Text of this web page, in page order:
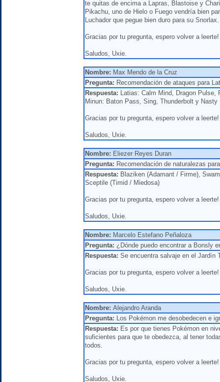
te quitas de encima a Lapras, Blastoise y
Pikachu, uno de Hielo o Fuego vendría bien
Luchador que pegue bien duro para su Snorlax.
Gracias por tu pregunta, espero volver a leerte!
Saludos, Uxie.
Nombre: Max Mendo de la Cruz
Pregunta: Recomendación de ataques para
Respuesta: Latias: Calm Mind, Dragon Pulse,
Minun: Baton Pass, Sing, Thunderbolt y Nasty
Gracias por tu pregunta, espero volver a leerte!
Saludos, Uxie.
Nombre: Eliezer Reyes Duran
Pregunta: Recomendación de naturalezas
Respuesta: Blaziken (Adamant / Firme),
Sceptile (Timid / Miedosa)
Gracias por tu pregunta, espero volver a leerte!
Saludos, Uxie.
Nombre: Marcelo Estefano Peñaloza
Pregunta: ¿Dónde puedo encontrar a Bonsly
Respuesta: Se encuentra salvaje en el Jardín
Gracias por tu pregunta, espero volver a leerte!
Saludos, Uxie.
Nombre: Alejandro Aranda
Pregunta: Los Pokémon me desobedecen e
Respuesta: Es por que tienes Pokémon en
suficientes para que te obedezca, al tener
todos.
Gracias por tu pregunta, espero volver a leerte!
Saludos, Uxie.